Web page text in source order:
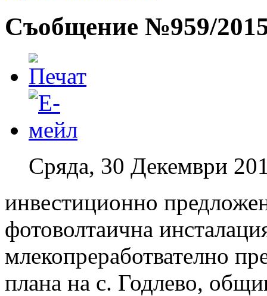
Съобщение №959/
Сряда, 30 Декември
инвестиционно
фотоволтаична
млекопреработвателно
плана на с. Годлево,